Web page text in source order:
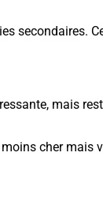
secondaires.
mais
cher